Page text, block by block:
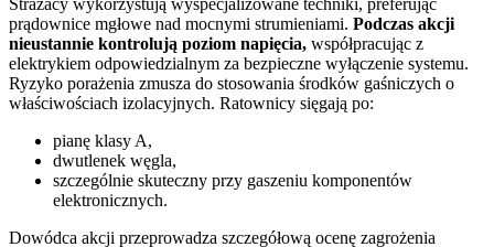
Strażacy wykorzystują wyspecjalizowane techniki, preferując
prądownice mgłowe nad mocnymi strumieniami. Podczas akcji
nieustannie kontrolują poziom napięcia, współpracując z
elektrykiem odpowiedzialnym za bezpieczne wyłączenie systemu.
Ryzyko porażenia zmusza do stosowania środków gaśniczych o
właściwościach izolacyjnych. Ratownicy sięgają po:
pianę klasy A,
dwutlenek węgla,
szczególnie skuteczny przy gaszeniu komponentów
elektronicznych.
Dowódca akcji przeprowadza szczegółową ocenę zagrożenia